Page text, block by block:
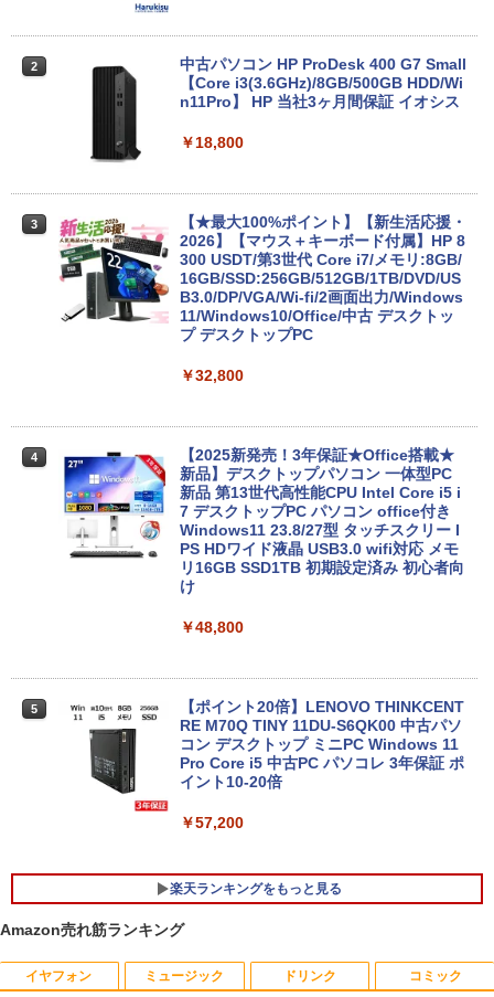
￥29,980
本日10倍！高性能第10世代Core i7-1061
1TB 13.3インチ HDMI搭載 WEBカメラ5
GWIFI Bluetooth内蔵 中古パソコン Mic
rosoftOffice2024可 Windows11 送料無
料 持ち運び便利
￥27,600
本日限定10倍+20％OFF+抽選で10000
G1メモリ8GB 秒速起動SSD最大1TB 14
型FHD1920*1080高解像度 カメラ内蔵 ノ
ートパソコン Windows11Pro 5GWIFI/Bl
uetooth 最新MicrosoftOffice2024可 送
料無料 中古PC
￥32,800
2025年最新版 12型 パソコン 小型ノート
回転により タッチパネル対応 8G SSD 5
12G Windows11 Webカメラ 5G WiFi Bl
uetooth 12インチノートパソコンOffice
搭載
￥34,800
N1565CAL AMD Ryzen 7 5700U メモリ
8GB SSD512GB 15インチ フルHD Wind
キー DVDマルチ 1年保証 レビュー特典：
ソコン
2
中古パソコン HP ProDesk 400 G7 Small
【Core i3(3.6GHz)/8GB/500GB HDD/Wi
n11Pro】 HP 当社3ヶ月間保証 イオシス
￥18,800
3
【★最大100%ポイント】【新生活応援・
2026】【マウス＋キーボード付属】HP 8
300 USDT/第3世代 Core i7/メモリ:8GB/
16GB/SSD:256GB/512GB/1TB/DVD/US
B3.0/DP/VGA/Wi-fi/2画面出力/Windows
11/Windows10/Office/中古 デスクトッ
プ デスクトップPC
￥32,800
4
【2025新発売！3年保証★Office搭載★
新品】デスクトップパソコン 一体型PC
新品 第13世代高性能CPU Intel Core i5 i
7 デスクトップPC パソコン office付き
Windows11 23.8/27型 タッチスクリー I
PS HDワイド液晶 USB3.0 wifi対応 メモ
リ16GB SSD1TB 初期設定済み 初心者向
け
￥48,800
5
【ポイント20倍】LENOVO THINKCENT
RE M70Q TINY 11DU-S6QK00 中古パソ
コン デスクトップ ミニPC Windows 11
Pro Core i5 中古PC パソコレ 3年保証 ポ
イント10-20倍
￥57,200
楽天ランキングをもっと見る
1
【公式・メーカー直販・送料無料】モニ
1
キングダム 80 （ヤングジャンプコミッ
Amazon売れ筋ランキング
イヤフォン ミュージック ドリンク コミック